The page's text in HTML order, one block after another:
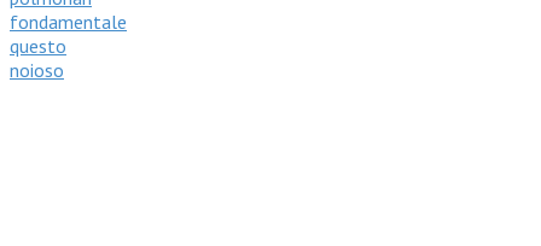
fondamentale
questo
noioso